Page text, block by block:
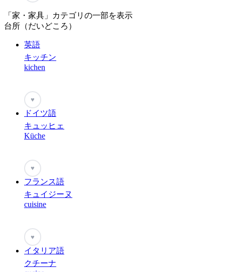
「家・家具」カテゴリの一部を表示
台所（だいどころ）
英語
キッチン
kichen
♥
ドイツ語
キュッヒェ
Küche
♥
フランス語
キュイジーヌ
cuisine
♥
イタリア語
クチーナ